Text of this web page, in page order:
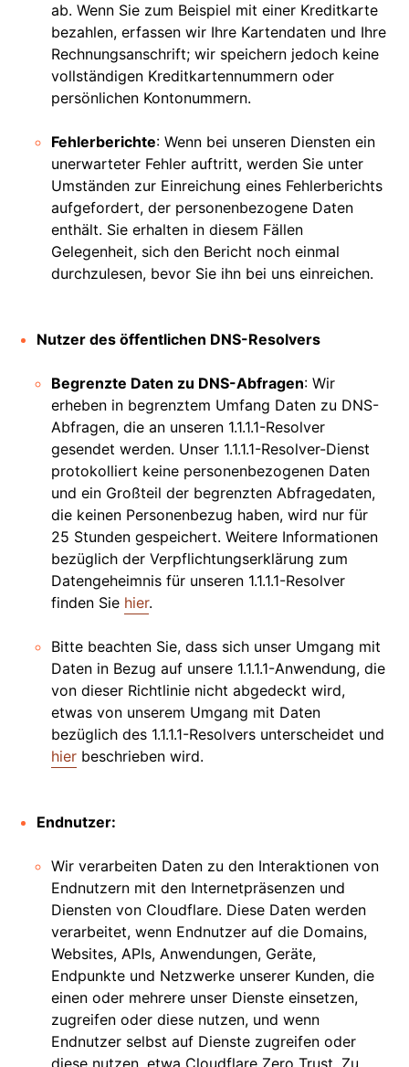
ab. Wenn Sie zum Beispiel mit einer Kreditkarte
bezahlen, erfassen wir Ihre Kartendaten und Ihre
Rechnungsanschrift; wir speichern jedoch keine
vollständigen Kreditkartennummern oder
persönlichen Kontonummern.
Fehlerberichte: Wenn bei unseren Diensten ein
unerwarteter Fehler auftritt, werden Sie unter
Umständen zur Einreichung eines Fehlerberichts
aufgefordert, der personenbezogene Daten
enthält. Sie erhalten in diesem Fällen
Gelegenheit, sich den Bericht noch einmal
durchzulesen, bevor Sie ihn bei uns einreichen.
Nutzer des öffentlichen DNS-Resolvers
Begrenzte Daten zu DNS-Abfragen: Wir
erheben in begrenztem Umfang Daten zu DNS-
Abfragen, die an unseren 1.1.1.1-Resolver
gesendet werden. Unser 1.1.1.1-Resolver-Dienst
protokolliert keine personenbezogenen Daten
und ein Großteil der begrenzten Abfragedaten,
die keinen Personenbezug haben, wird nur für
25 Stunden gespeichert. Weitere Informationen
bezüglich der Verpflichtungserklärung zum
Datengeheimnis für unseren 1.1.1.1-Resolver
finden Sie hier.
Bitte beachten Sie, dass sich unser Umgang mit
Daten in Bezug auf unsere 1.1.1.1-Anwendung, die
von dieser Richtlinie nicht abgedeckt wird,
etwas von unserem Umgang mit Daten
bezüglich des 1.1.1.1-Resolvers unterscheidet und
hier beschrieben wird.
Endnutzer:
Wir verarbeiten Daten zu den Interaktionen von
Endnutzern mit den Internetpräsenzen und
Diensten von Cloudflare. Diese Daten werden
verarbeitet, wenn Endnutzer auf die Domains,
Websites, APIs, Anwendungen, Geräte,
Endpunkte und Netzwerke unserer Kunden, die
einen oder mehrere unser Dienste einsetzen,
zugreifen oder diese nutzen, und wenn
Endnutzer selbst auf Dienste zugreifen oder
diese nutzen, etwa Cloudflare Zero Trust. Zu